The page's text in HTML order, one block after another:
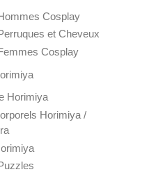
Cosplay
et Cheveux
Cosplay
Horimiya
Horimiya /